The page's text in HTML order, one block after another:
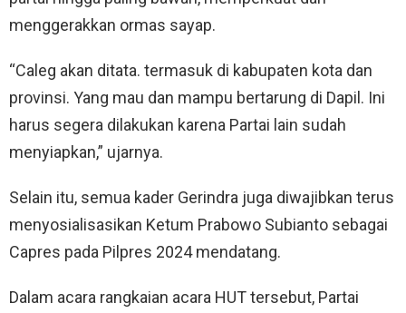
menggerakkan ormas sayap.
“Caleg akan ditata. termasuk di kabupaten kota dan
provinsi. Yang mau dan mampu bertarung di Dapil. Ini
harus segera dilakukan karena Partai lain sudah
menyiapkan,” ujarnya.
Selain itu, semua kader Gerindra juga diwajibkan terus
menyosialisasikan Ketum Prabowo Subianto sebagai
Capres pada Pilpres 2024 mendatang.
Dalam acara rangkaian acara HUT tersebut, Partai